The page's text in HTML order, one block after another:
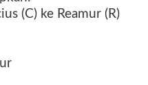
(C) ke Reamur (R)